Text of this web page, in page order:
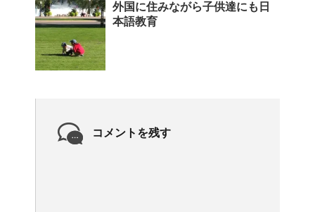
外国に住みながら子供達にも日
本語教育
コメントを残す